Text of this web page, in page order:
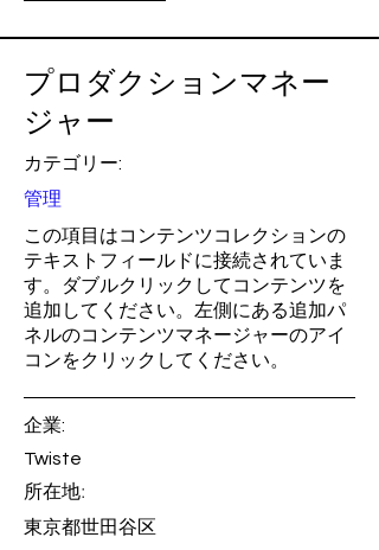
プロダクションマネー
ジャー
カテゴリー:
管理
この項目はコンテンツコレクションの
テキストフィールドに接続されていま
す。ダブルクリックしてコンテンツを
追加してください。左側にある追加パ
ネルのコンテンツマネージャーのアイ
コンをクリックしてください。
企業:
Twiste
所在地:
東京都世田谷区